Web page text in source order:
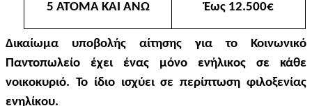
5 ΑΤΟΜΑ ΚΑΙ ΑΝΩ Έως 12.500€
Δικαίωμα υποβολής αίτησης για το Κοινωνικό
Παντοπωλείο έχει ένας μόνο ενήλικος σε κάθε
νοικοκυριό. Το ίδιο ισχύει σε περίπτωση φιλοξενίας
ενηλίκου.